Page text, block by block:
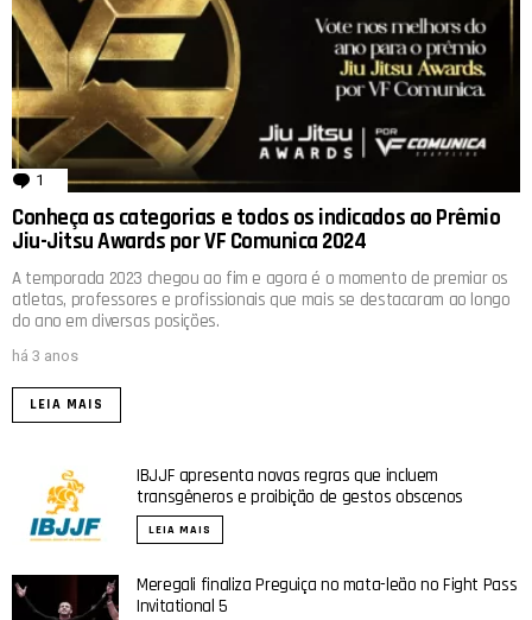
1 comentário
Conheça as categorias e todos os indicados ao Prêmio
Jiu-Jitsu Awards por VF Comunica 2024
A temporada 2023 chegou ao fim e agora é o momento de premiar os
atletas, professores e profissionais que mais se destacaram ao longo
do ano em diversas posições.
há 3 anos
LEIA MAIS
IBJJF apresenta novas regras que incluem
transgêneros e proibição de gestos obscenos
LEIA MAIS
Meregali finaliza Preguiça no mata-leão no Fight Pass
Invitational 5